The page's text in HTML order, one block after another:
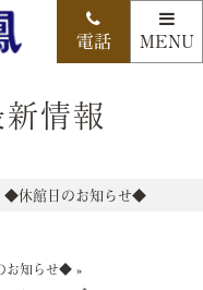
情報
◆休館日のお知らせ◆
お知らせ◆ »